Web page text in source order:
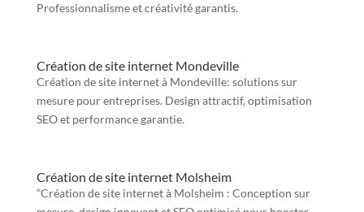
Professionnalisme et créativité garantis.
Création de site internet Mondeville
Création de site internet à Mondeville: solutions sur
mesure pour entreprises. Design attractif, optimisation
SEO et performance garantie.
Création de site internet Molsheim
“Création de site internet à Molsheim : Conception sur